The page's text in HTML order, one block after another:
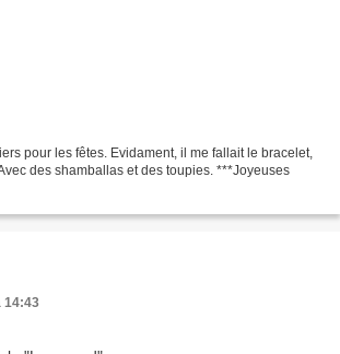
pour les fêtes. Evidament, il me fallait le bracelet,
des shamballas et des toupies. ***Joyeuses
14:43